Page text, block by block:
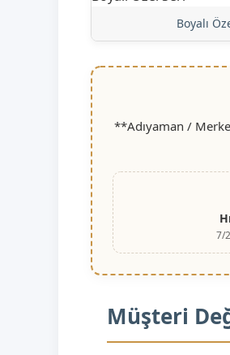
Boyalı
**Adıyaman /
7/
Müşteri